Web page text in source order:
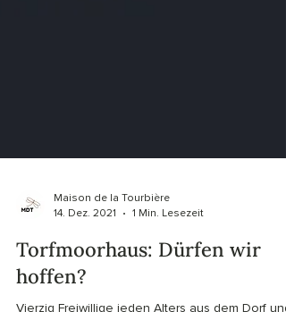
Maison de la Tourbière
14. Dez. 2021
1 Min. Lesezeit